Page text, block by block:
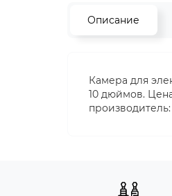
Описание
Камера для
10 дюймов.